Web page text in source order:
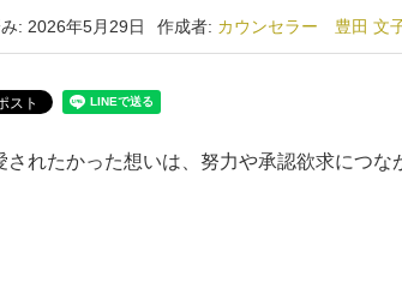
: 2026年5月29日 作成者: カウンセラー 豊田 文
されたかった想いは、努力や承認欲求につ